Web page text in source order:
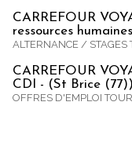
CARREFOUR
ressources
ALTERNANCE / STAGES
CARREFOUR
CDI - (St Brice (77))
OFFRES D'EMPLOI